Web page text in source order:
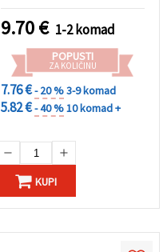
9.70€ 1-2 komad
POPUSTI
ZA KOLIČINU
7.76 €- 20 %3-9 komad
5.82 €- 40 %10 komad +
KUPI